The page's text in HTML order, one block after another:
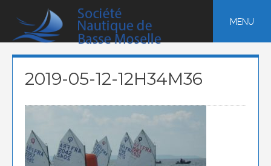
content
MENU
2019-05-12-12H34M36